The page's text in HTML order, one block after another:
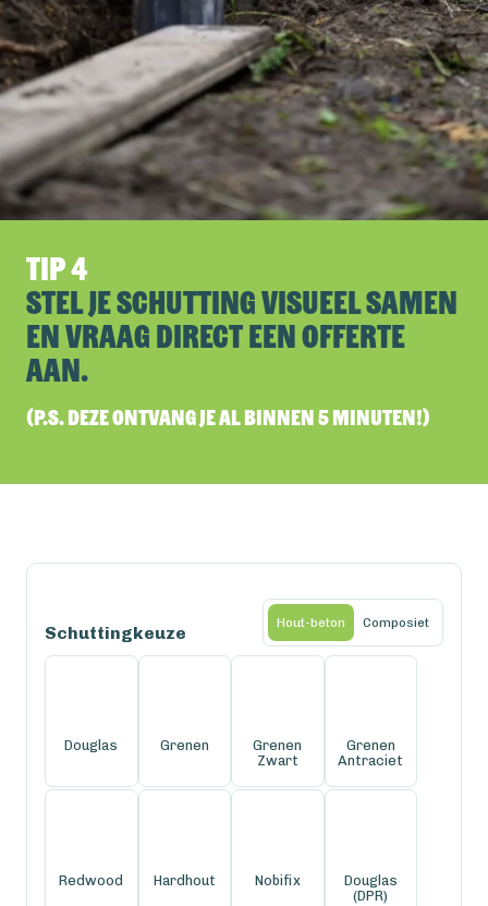
Tip 4
Stel je schutting visueel samen
en vraag direct een offerte
aan.
(P.S. deze ontvang je al binnen 5 minuten!)
Schuttingkeuze Hout-beton Composiet
Douglas Grenen
Grenen
Zwart
Grenen
Antraciet
Redwood Hardhout Nobifix
Douglas
(DPR)